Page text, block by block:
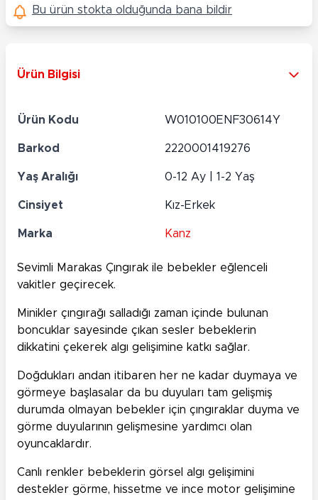
Bu ürün stokta olduğunda bana bildir
Ürün Bilgisi
Ürün Kodu W010100ENF30614Y
Barkod 2220001419276
Yaş Aralığı 0-12 Ay | 1-2 Yaş
Cinsiyet Kız-Erkek
Marka Kanz
Sevimli Marakas Çıngırak ile bebekler eğlenceli
vakitler geçirecek.
Minikler çıngırağı salladığı zaman içinde bulunan
boncuklar sayesinde çıkan sesler bebeklerin
dikkatini çekerek algı gelişimine katkı sağlar.
Doğdukları andan itibaren her ne kadar duymaya ve
görmeye başlasalar da bu duyuları tam gelişmiş
durumda olmayan bebekler için çıngıraklar duyma ve
görme duyularının gelişmesine yardımcı olan
oyuncaklardır.
Canlı renkler bebeklerin görsel algı gelişimini
destekler görme, hissetme ve ince motor gelişimine